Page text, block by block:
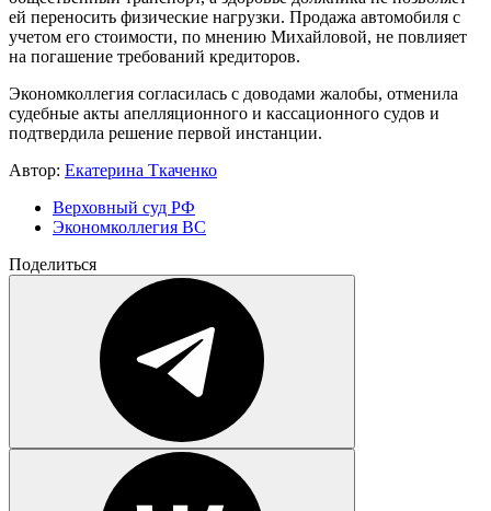
ей переносить физические нагрузки. Продажа автомобиля с
учетом его стоимости, по мнению Михайловой, не повлияет
на погашение требований кредиторов.
Экономколлегия согласилась с доводами жалобы, отменила
судебные акты апелляционного и кассационного судов и
подтвердила решение первой инстанции.
Автор: Екатерина Ткаченко
Верховный суд РФ
Экономколлегия ВС
Поделиться